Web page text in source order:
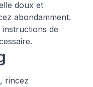
doux et
abondamment.
de
rincez